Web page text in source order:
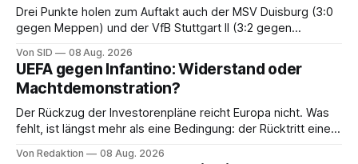
Drei Punkte holen zum Auftakt auch der MSV Duisburg (3:0
gegen Meppen) und der VfB Stuttgart II (3:2 gegen
Von SID 08 Aug. 2026
UEFA gegen Infantino: Widerstand oder
Machtdemonstration?
Der Rückzug der Investorenpläne reicht Europa nicht. Was
fehlt, ist längst mehr als eine Bedingung: der Rücktritt eines
Von Redaktion 08 Aug. 2026